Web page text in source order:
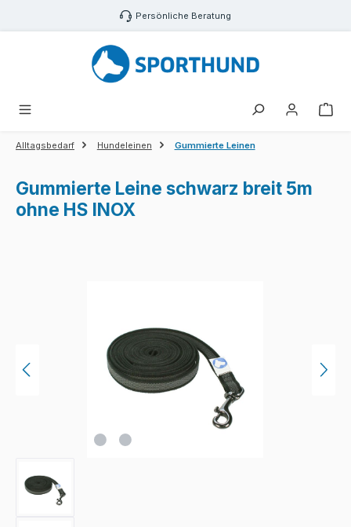
Zum Hauptinhalt springen Persönliche Beratung
Alltagsbedarf Hundeleinen Gummierte Leinen
Gummierte Leine schwarz breit 5m
ohne HS INOX